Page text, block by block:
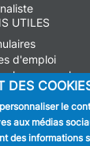
UTILES
d'emploi
communal
NOUS
DES
le
aux médias
des informations